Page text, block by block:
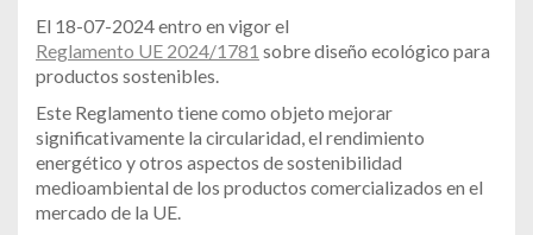
El 18-07-2024 entro en vigor el
Reglamento UE 2024/1781 sobre diseño ecológico para
productos sostenibles.
Este Reglamento tiene como objeto mejorar
significativamente la circularidad, el rendimiento
energético y otros aspectos de sostenibilidad
medioambiental de los productos comercializados en el
mercado de la UE.